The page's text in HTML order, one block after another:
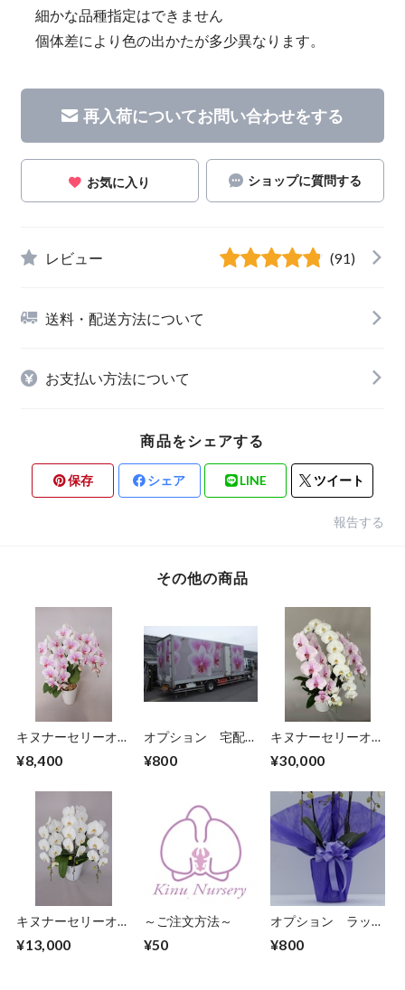
細かな品種指定はできません
個体差により色の出かたが多少異なります。
再入荷についてお問い合わせをする
お気に入り ショップに質問する
レビュー (91)
送料・配送方法について
お支払い方法について
商品をシェアする
保存 シェア LINE ツイート
報告する
その他の商品
キヌナーセリーオリ
ナス ３本立ち ２
¥8,400
オプション 宅配料
方・九州地方）
¥800
キヌナーセリーオリ
白×ピンクMIX 5本
¥30,000
キヌナーセリーオリ
白 ３本立ち ３０
¥13,000
～ご注文方法～
¥50
オプション ラッピ
¥800